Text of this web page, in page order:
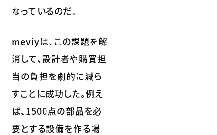
なっているのだ。
meviyは、この課題を解
消して、設計者や購買担
当の負担を劇的に減ら
すことに成功した。例え
ば、1500点の部品を必
要とする設備を作る場